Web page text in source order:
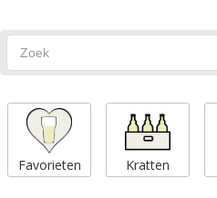
Favorieten Kratten